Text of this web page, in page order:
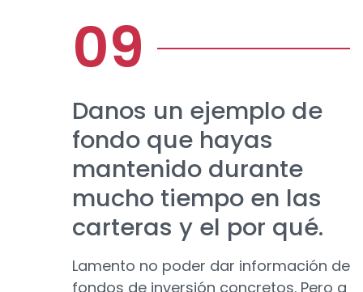
Danos un ejemplo de
fondo que hayas
mantenido durante
mucho tiempo en las
carteras y el por qué.
Lamento no poder dar información de
fondos de inversión concretos. Pero a